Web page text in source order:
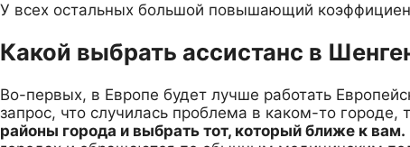
У всех остальных большой повышающий
Какой выбрать ассистанс в
Во-первых, в Европе будет лучше работать
запрос, что случилась проблема в каком-то городе,
районы города и выбрать тот, который ближе к вам.